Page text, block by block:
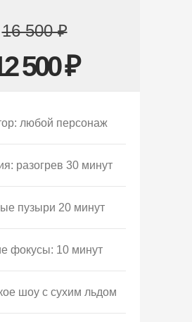
16 500 ₽
500 ₽
любой персонаж
разогрев 30 минут
пузыри 20 минут
фокусы: 10 минут
шоу с сухим льдом